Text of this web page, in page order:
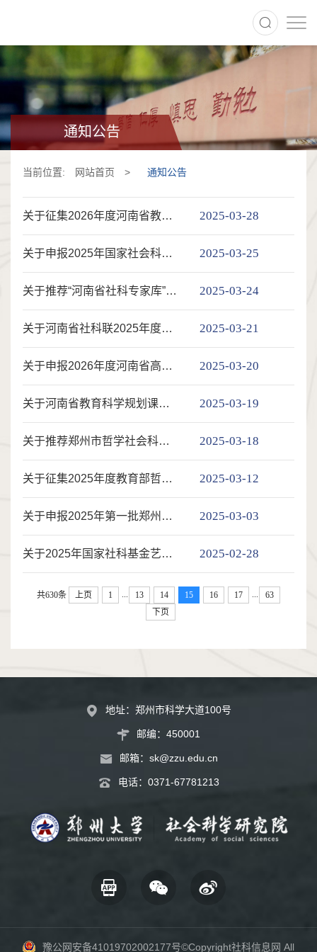
通知公告
当前位置: 网站首页 > 通知公告
关于征集2026年度河南省教育科学规划重大课题选题的通知 2025-03-28
关于申报2025年国家社会科学基金年度项目的通知 2025-03-25
关于推荐“河南省社科专家库”核心专家的通知 2025-03-24
关于河南省社科联2025年度调研课题申报和2024年度课题结项的通知 2025-03-21
关于申报2026年度河南省高校人文社会科学研究一般项目的通知 2025-03-20
关于河南省教育科学规划课题2025年结项验收工作的通知 2025-03-19
关于推荐郑州市哲学社会科学专家库专家人选的通知 2025-03-18
关于征集2025年度教育部哲学社会科学研究重大课题攻关项目选题的通知 2025-03-12
关于申报2025年第一批郑州大学青年教师科研启动基金项目（社科）的通知 2025-03-03
关于2025年国家社科基金艺术学重大项目招标的通知 2025-02-28
共630条 上页 1 13 14 15 16 17
63
下页
地址：郑州市科学大道100号
邮编：450001
邮箱： sk@zzu.edu.cn
电话： 0371-67781213
豫公网安备41019702002177号©Copyright社科信息网 All